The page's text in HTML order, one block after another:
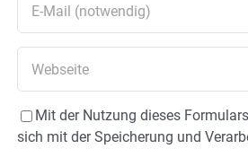
Mit der Nutzung dieses
sich mit der Speicherung und